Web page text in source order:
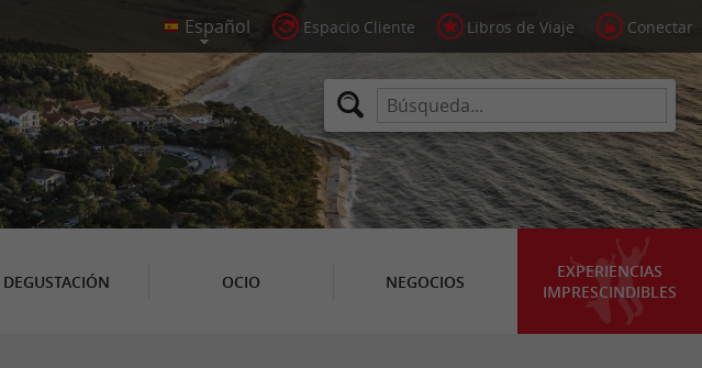
Espacio Cliente Libros de Viaje Conectar
DEGUSTACIÓN OCIO NEGOCIOS
EXPERIENCIAS
IMPRESCINDIBLES